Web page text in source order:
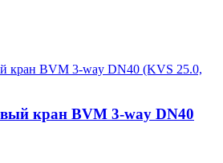
кран BVM 3-way DN40